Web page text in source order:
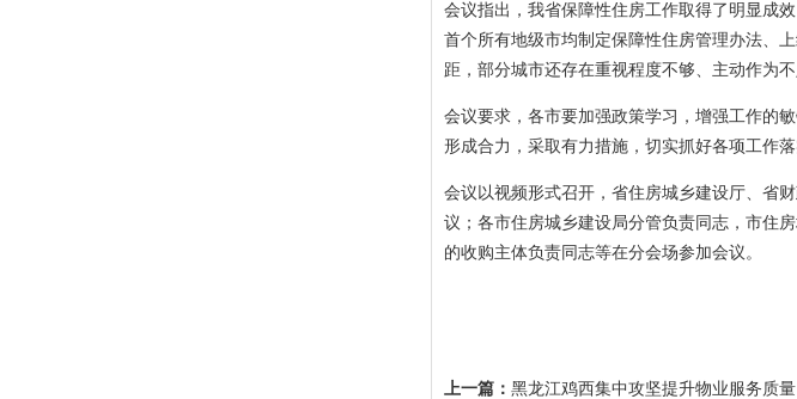
会议指出，我省保障性住房工作取得了明显成
首个所有地级市均制定保障性住房管理办法、
距，部分城市还存在重视程度不够、主动作为
会议要求，各市要加强政策学习，增强工作的
形成合力，采取有力措施，切实抓好各项工作
会议以视频形式召开，省住房城乡建设厅、省
议；各市住房城乡建设局分管负责同志，市住
的收购主体负责同志等在分会场参加会议。
上一篇： 黑龙江鸡西集中攻坚提升物业服务质量